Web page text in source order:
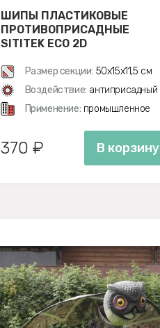
ШИПЫ ПЛАСТИКОВЫЕ
ПРОТИВОПРИСАДНЫЕ
SITITEK ECO 2D
Размер секции: 50х15х11,5 см
Воздействие: антиприсадный
Применение: промышленное
370 ₽ В корзину